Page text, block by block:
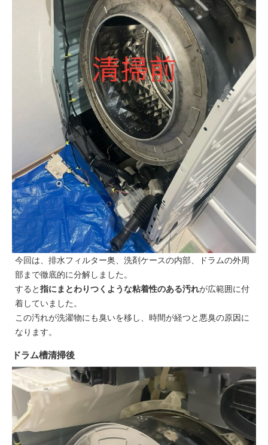
今回は、排水フィルター奥、洗剤ケースの内部、ドラムの外周
部まで徹底的に分解しました。
すると指にまとわりつくような粘着性のある汚れが広範囲に付
着していました。
この汚れが洗濯物にも臭いを移し、時間が経つと悪臭の原因に
なります。
ドラム槽清掃後